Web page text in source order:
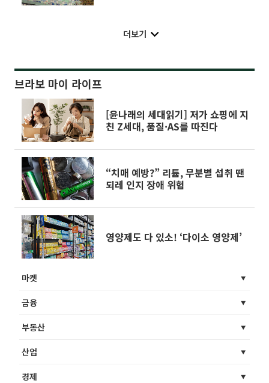
더보기
브라보 마이 라이프
[윤나래의 세대읽기] 저가 쇼핑에 지
친 Z세대, 품질·AS를 따진다
“치매 예방?” 리튬, 무분별 섭취 땐
되레 인지 장애 위험
영양제도 다 있소! ‘다이소 영양제’
마켓
금융
부동산
산업
경제